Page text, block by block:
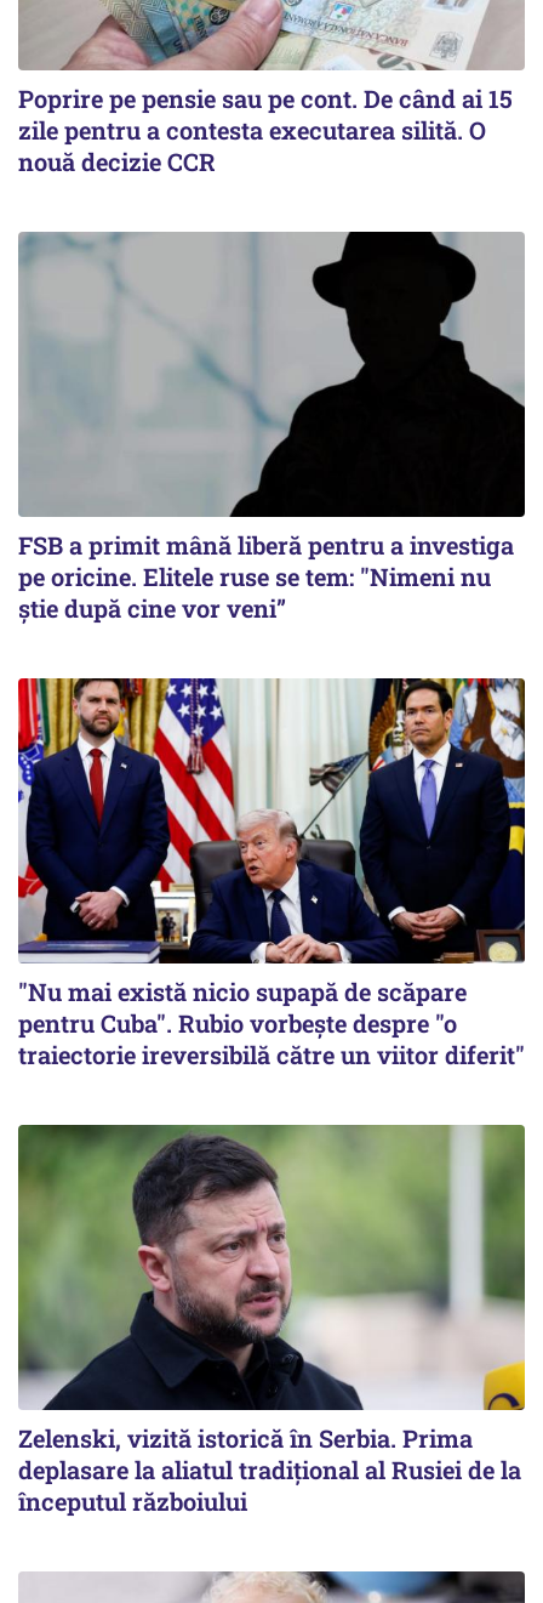
Poprire pe pensie sau pe cont. De când ai 15
zile pentru a contesta executarea silită. O
nouă decizie CCR
FSB a primit mână liberă pentru a investiga
pe oricine. Elitele ruse se tem: "Nimeni nu
știe după cine vor veni”
"Nu mai există nicio supapă de scăpare
pentru Cuba". Rubio vorbește despre "o
traiectorie ireversibilă către un viitor diferit"
Zelenski, vizită istorică în Serbia. Prima
deplasare la aliatul tradițional al Rusiei de la
începutul războiului